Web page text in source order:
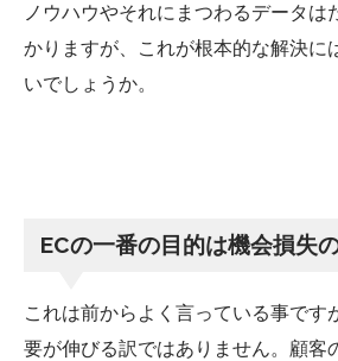
ノウハウやそれにまつわるデータは
かりますが、これが根本的な解決に
いでしょうか。
ECの一番の目的は機会損失
これは前からよく言っている事です
要が伸びる訳ではありません。顧客